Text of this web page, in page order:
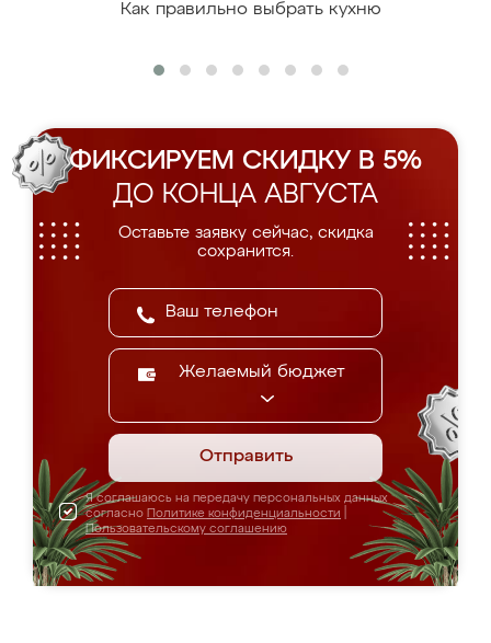
Как правильно выбрать кухню
ФИКСИРУЕМ СКИДКУ В 5%
ДО КОНЦА АВГУСТА
Оставьте заявку сейчас, скидка
сохранится.
Желаемый бюджет
Отправить
Я соглашаюсь на передачу персональных данных
согласно Политике конфиденциальности
Пользовательскому соглашению